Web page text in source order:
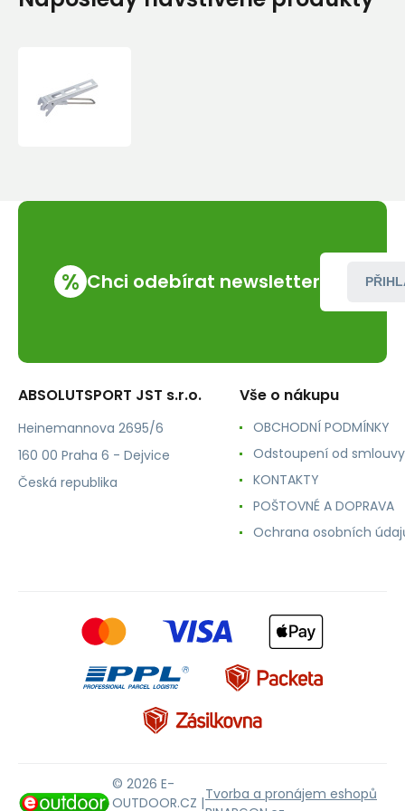
% Chci odebírat newsletter
ABSOLUTSPORT JST s.r.o.
Heinemannova 2695/6
160 00 Praha 6 - Dejvice
Česká republika
Vše o nákupu
OBCHODNÍ PODMÍNKY
Odstoupení od smlouvy
KONTAKTY
POŠTOVNÉ A DOPRAVA
Ochrana osobních
© 2026 E-
OUTDOOR.CZ |
Tvorba a pronájem eshopů